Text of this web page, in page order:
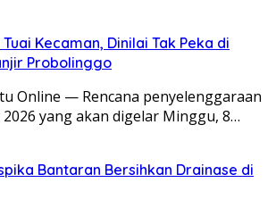
Tuai Kecaman, Dinilai Tak Peka di
Probolinggo
Online — Rencana penyelenggaraan
2026 yang akan digelar Minggu, 8…
Bantaran Bersihkan Drainase di